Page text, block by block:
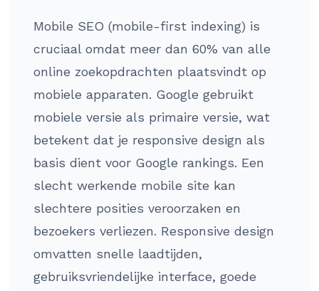
Mobile SEO (mobile-first indexing) is
cruciaal omdat meer dan 60% van alle
online zoekopdrachten plaatsvindt op
mobiele apparaten. Google gebruikt
mobiele versie als primaire versie, wat
betekent dat je responsive design als
basis dient voor Google rankings. Een
slecht werkende mobile site kan
slechtere posities veroorzaken en
bezoekers verliezen. Responsive design
omvatten snelle laadtijden,
gebruiksvriendelijke interface, goede